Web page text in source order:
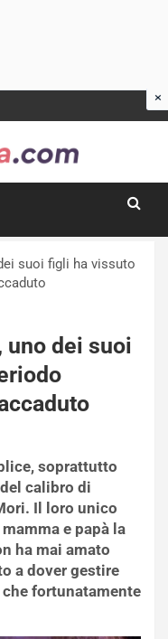
suoi figli ha vissuto
uno dei suoi
soprattutto
calibro di
Il loro unico
e papà la
ha mai amato
a dover gestire
fortunatamente